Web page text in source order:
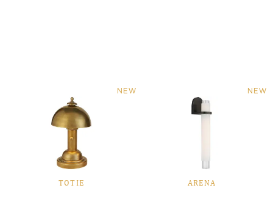
NEW
TOTIE
NEW
ARENA